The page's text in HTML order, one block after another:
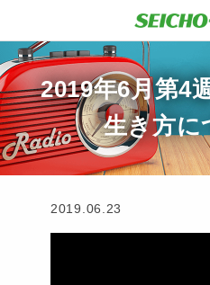
2019年6月第4
生き方に
2019.06.23